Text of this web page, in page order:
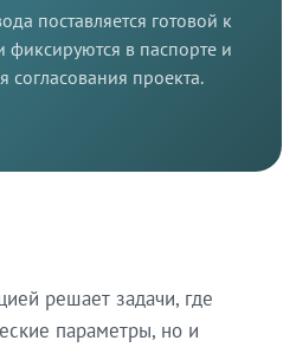
поставляется готовой к
фиксируются в паспорте и
согласования проекта.
решает задачи, где
параметры, но и